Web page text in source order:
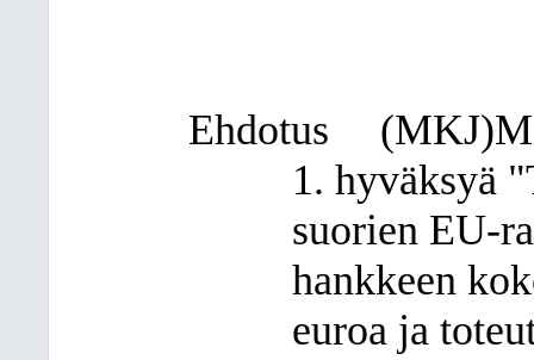
Ehdotus (MKJ)
1. hyväksyä
suorien EU-
hankkeen
euroa ja